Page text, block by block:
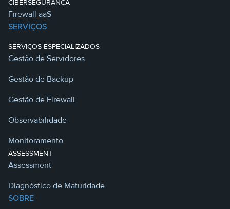
CIBERSEGURANÇA
Firewall aaS
SERVIÇOS
SERVIÇOS ESPECIALIZADOS
Gestão de Servidores
Gestão de Backup
Gestão de Firewall
Observabilidade
Monitoramento
ASSESSMENT
Assessment
Diagnóstico de Maturidade
SOBRE